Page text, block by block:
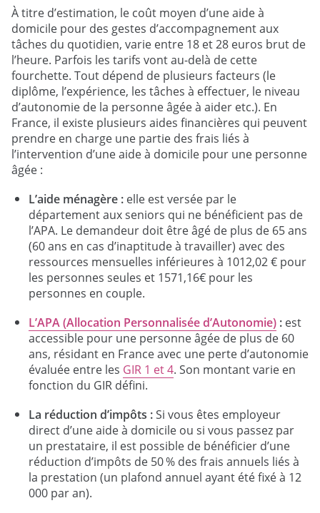
À titre d’estimation, le coût moyen d’une aide à
domicile pour des gestes d’accompagnement aux
tâches du quotidien, varie entre 18 et 28 euros brut de
l’heure. Parfois les tarifs vont au-delà de cette
fourchette. Tout dépend de plusieurs facteurs (le
diplôme, l’expérience, les tâches à effectuer, le niveau
d’autonomie de la personne âgée à aider etc.). En
France, il existe plusieurs aides financières qui peuvent
prendre en charge une partie des frais liés à
l’intervention d’une aide à domicile pour une personne
âgée :
L’aide ménagère : elle est versée par le
département aux seniors qui ne bénéficient pas de
l’APA. Le demandeur doit être âgé de plus de 65 ans
(60 ans en cas d’inaptitude à travailler) avec des
ressources mensuelles inférieures à 1012,02 € pour
les personnes seules et 1571,16€ pour les
personnes en couple.
L’APA (Allocation Personnalisée d’Autonomie) : est
accessible pour une personne âgée de plus de 60
ans, résidant en France avec une perte d’autonomie
évaluée entre les GIR 1 et 4. Son montant varie en
fonction du GIR défini.
La réduction d’impôts :Si vous êtes employeur
direct d’une aide à domicile ou si vous passez par
un prestataire, il est possible de bénéficier d’une
réduction d’impôts de 50 % des frais annuels liés à
la prestation (un plafond annuel ayant été fixé à 12
000 par an).